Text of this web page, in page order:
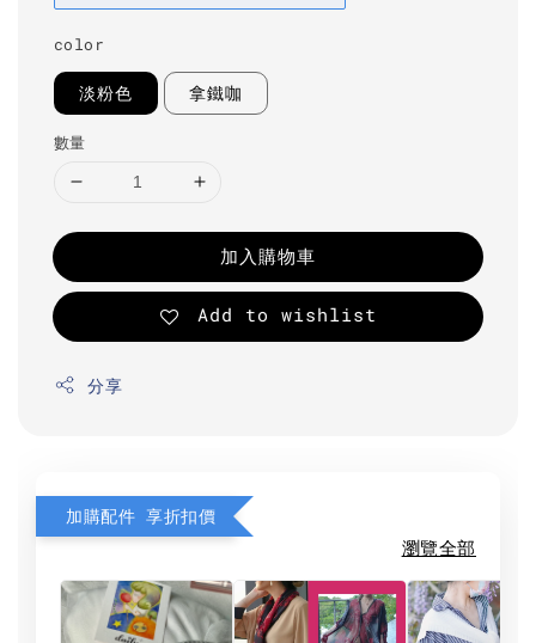
color
淡粉色 拿鐵咖
數量
加入購物車
Add to wishlist
分享
加購配件 享折扣價
瀏覽全部